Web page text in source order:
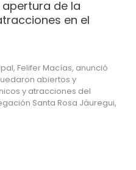
de la
en el
Felifer Macías, anunció
abiertos y
y atracciones del
Santa Rosa Jáuregui,